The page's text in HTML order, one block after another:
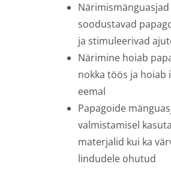
Närimismänguasjad
soodustavad
ja stimuleerivad
Närimine hoiab
nokka töös ja hoiab
eemal
Papagoide
valmistamisel
materjalid kui ka
lindudele ohutud